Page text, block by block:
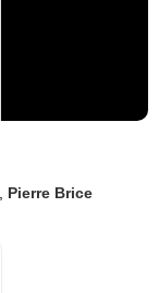
Pierre Brice